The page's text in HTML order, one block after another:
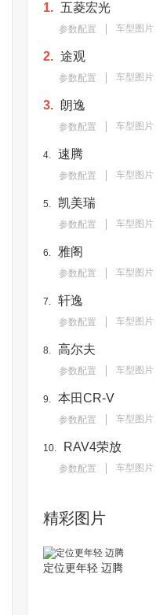
1. 五菱宏光
参数配置 车型图片
2. 途观
参数配置 车型图片
3. 朗逸
参数配置 车型图片
4. 速腾
参数配置 车型图片
5. 凯美瑞
参数配置 车型图片
6. 雅阁
参数配置 车型图片
7. 轩逸
参数配置 车型图片
8. 高尔夫
参数配置 车型图片
9. 本田CR-V
参数配置 车型图片
10. RAV4荣放
参数配置 车型图片
精彩图片
定位更年轻 迈腾